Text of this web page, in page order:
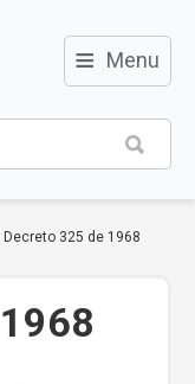
≡ Menu
Decreto 325 de 1968